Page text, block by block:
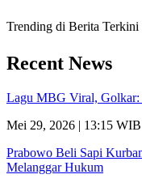
Trending di Berita Terkini
Recent News
Lagu MBG Viral, Golkar:
Mei 29, 2026 | 13:15 WIB
Prabowo Beli Sapi
Melanggar Hukum